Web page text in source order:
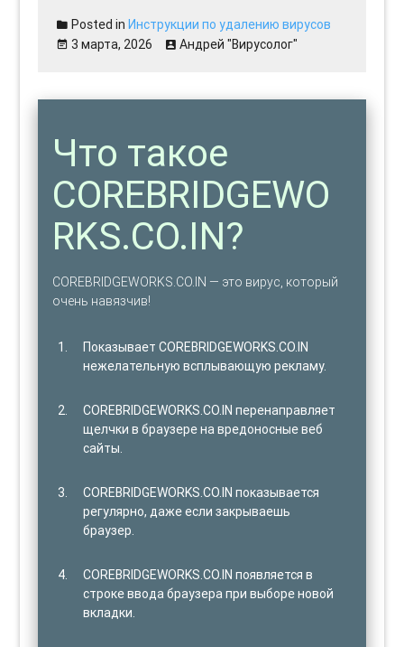
Posted inИнструкции по удалению вирусов
3 марта, 2026
Андрей "Вирусолог"
Что такое
COREBRIDGEWO
RKS.CO.IN?
COREBRIDGEWORKS.CO.IN — это вирус, который
очень навязчив!
Показывает COREBRIDGEWORKS.CO.IN
нежелательную всплывающую рекламу.
COREBRIDGEWORKS.CO.IN перенаправляет
щелчки в браузере на вредоносные веб
сайты.
COREBRIDGEWORKS.CO.IN показывается
регулярно, даже если закрываешь
браузер.
COREBRIDGEWORKS.CO.IN появляется в
строке ввода браузера при выборе новой
вкладки.